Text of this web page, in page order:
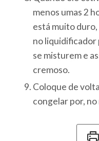
menos umas 2
está muito
no liquidificador
se misturem e
cremoso.
Coloque de
congelar por, no